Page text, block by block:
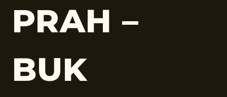
PRAH –
BUK